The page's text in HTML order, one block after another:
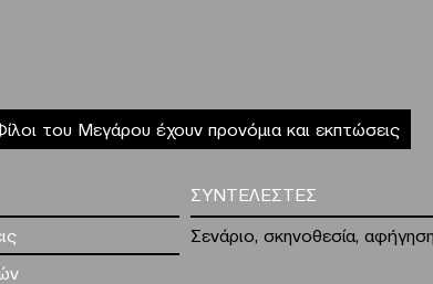
του Μεγάρου έχουν προνόμια και εκπτώσεις
ΣΥΝΤΕΛΕΣΤΕΣ
Σενάριο, σκηνοθεσία, αφήγηση